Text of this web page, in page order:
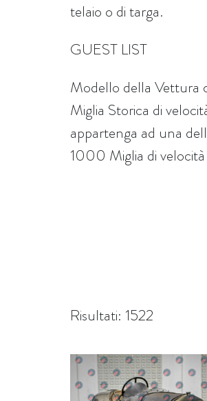
telaio o di targa.
GUEST LIST
Modello della Vettura
Miglia Storica di
appartenga ad una
1000 Miglia di velocità
Risultati: 1522